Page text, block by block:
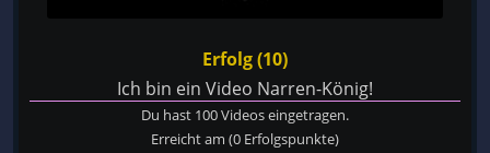
Erfolg (10)
Ich bin ein Video Narren-König!
Du hast 100 Videos eingetragen.
Erreicht am (0 Erfolgspunkte)